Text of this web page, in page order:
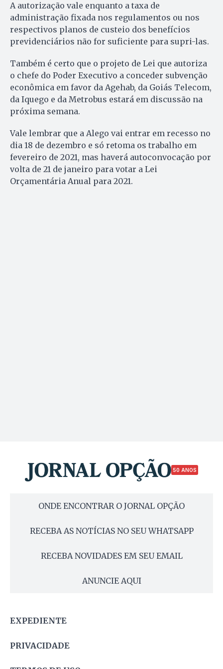
A autorização vale enquanto a taxa de
administração fixada nos regulamentos ou nos
respectivos planos de custeio dos benefícios
previdenciários não for suficiente para supri-las.
Também é certo que o projeto de Lei que autoriza
o chefe do Poder Executivo a conceder subvenção
econômica em favor da Agehab, da Goiás Telecom,
da Iquego e da Metrobus estará em discussão na
próxima semana.
Vale lembrar que a Alego vai entrar em recesso no
dia 18 de dezembro e só retoma os trabalho em
fevereiro de 2021, mas haverá autoconvocação por
volta de 21 de janeiro para votar a Lei
Orçamentária Anual para 2021.
50 ANOS
ONDE ENCONTRAR O JORNAL OPÇÃO
RECEBA AS NOTÍCIAS NO SEU WHATSAPP
RECEBA NOVIDADES EM SEU EMAIL
ANUNCIE AQUI
EXPEDIENTE
PRIVACIDADE